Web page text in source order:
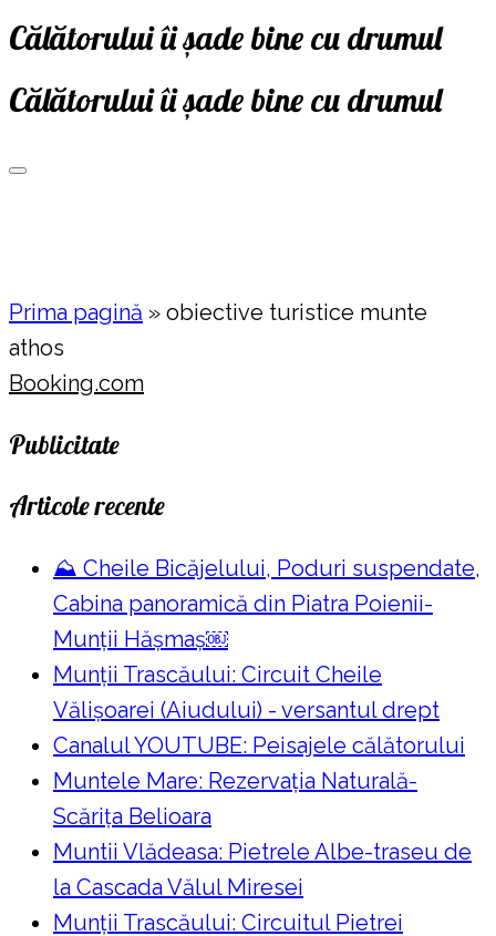
Călătorului îi șade bine cu drumul
Călătorului îi șade bine cu drumul
Prima pagină » obiective turistice munte
athos
Booking.com
Publicitate
Articole recente
⛰️ Cheile Bicăjelului, Poduri suspendate,
Cabina panoramică din Piatra Poienii-
Munții Hășmaș￼
Munții Trascăului: Circuit Cheile
Vălișoarei (Aiudului) - versantul drept
Canalul YOUTUBE: Peisajele călătorului
Muntele Mare: Rezervaţia Naturală-
Scăriţa Belioara
Muntii Vlădeasa: Pietrele Albe-traseu de
la Cascada Vălul Miresei
Munții Trascăului: Circuitul Pietrei